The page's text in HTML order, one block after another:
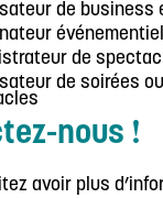
de business
événementiel
de
de soirées
nous !
avoir plus